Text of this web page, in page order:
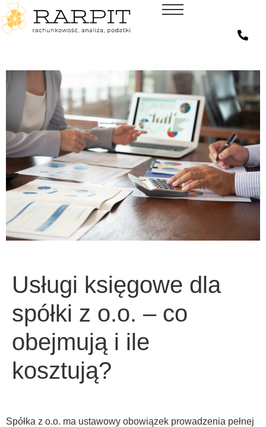
Usługi księgowe dla
spółki z o.o. – co
obejmują i ile
kosztują?
Spółka z o.o. ma ustawowy obowiązek prowadzenia pełnej